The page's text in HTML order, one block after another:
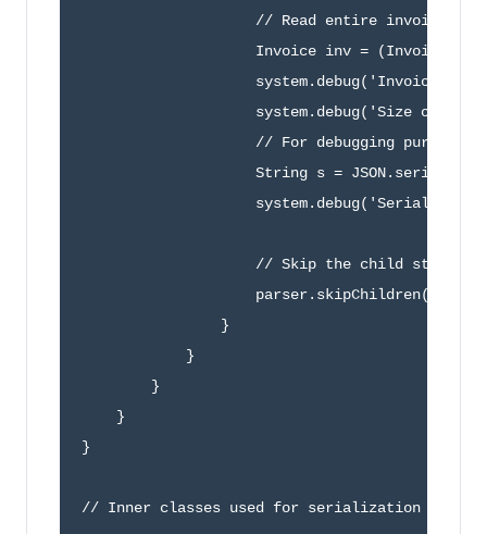
// Read entire invoice
Invoice inv =
system.debug('Invoice
system.debug('Size of
// For debugging
String s =
system.debug('Serialized
// Skip the child start
                    parser.skipChildren();
                }
            }
        }
    }
}
// Inner classes used for serialization by